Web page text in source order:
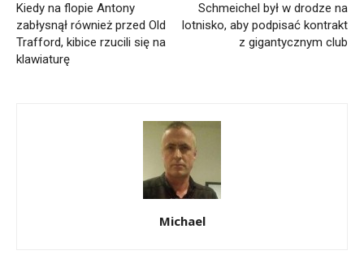
Kiedy na flopie Antony
zabłysnął również przed Old
Trafford, kibice rzucili się na
klawiaturę
Schmeichel był w drodze na
lotnisko, aby podpisać kontrakt
z gigantycznym club
Michael